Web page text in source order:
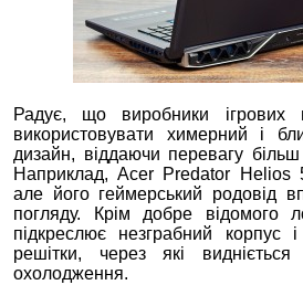
Радує, що виробники ігрових
використовувати химерний і
дизайн, віддаючи перевагу
Наприклад, Acer Predator Helios
але його геймерський родовід
погляду. Крім добре відомого
підкреслює незграбний корпус і
решітки, через які
охолодження.